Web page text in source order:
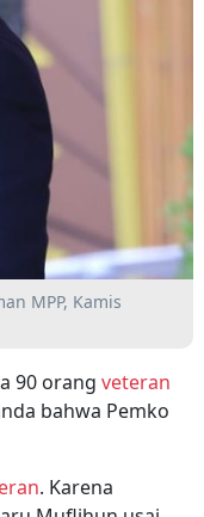
MPP, Kamis
90 orang veteran
bahwa Pemko
. Karena